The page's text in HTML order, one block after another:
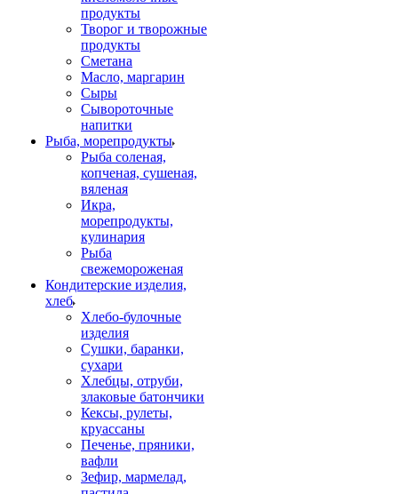
продукты
Творог и творожные
продукты
Сметана
Масло, маргарин
Сыры
Сывороточные
напитки
Рыба, морепродукты
Рыба соленая,
копченая, сушеная,
вяленая
Икра,
морепродукты,
кулинария
Рыба
свежемороженая
Кондитерские изделия,
хлеб
Хлебо-булочные
изделия
Сушки, баранки,
сухари
Хлебцы, отруби,
злаковые батончики
Кексы, рулеты,
круассаны
Печенье, пряники,
вафли
Зефир, мармелад,